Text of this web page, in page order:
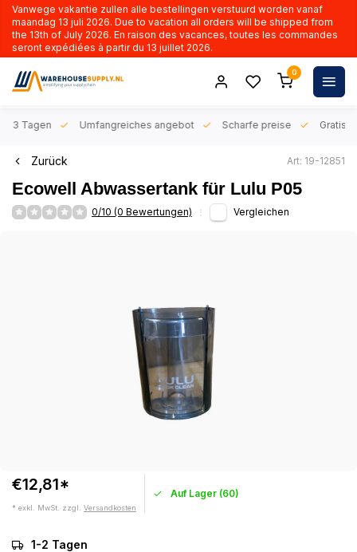
Vanwege vakantie zullen alle bestellingen verstuurd worden vanaf
maandag 13 juli 2026. Due to vacation all orders will be shipped from
the 13th of July 2026. En raison des vacances, toutes les commandes
seront expédiées à partir du 13 juillet 2026.
0
3 Tagen Umfangreiches angebot Scharfe preise Gratis
Zurück Art: 19-12851
Ecowell Abwassertank für Lulu P05
0/10 (0 Bewertungen) Vergleichen
€12,81*
* exkl. MwSt. zzgl. Versandkosten
Auf Lager (60)
1-2 Tagen